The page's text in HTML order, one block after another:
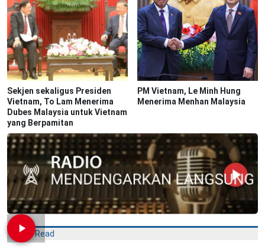
Sekjen sekaligus Presiden
Vietnam, To Lam Menerima
Dubes Malaysia untuk Vietnam
yang Berpamitan
PM Vietnam, Le Minh Hung
Menerima Menhan Malaysia
Most Read